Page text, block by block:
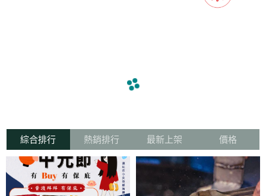
綜合排行 熱銷排行 最新上架 價格